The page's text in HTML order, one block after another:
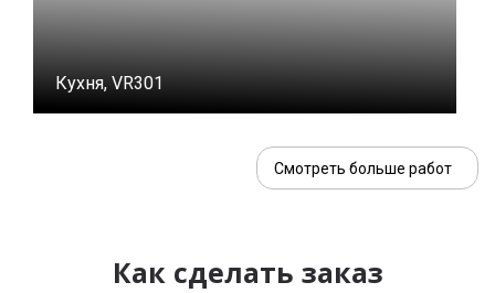
Кухня, VR301
Смотреть больше работ
Как сделать заказ